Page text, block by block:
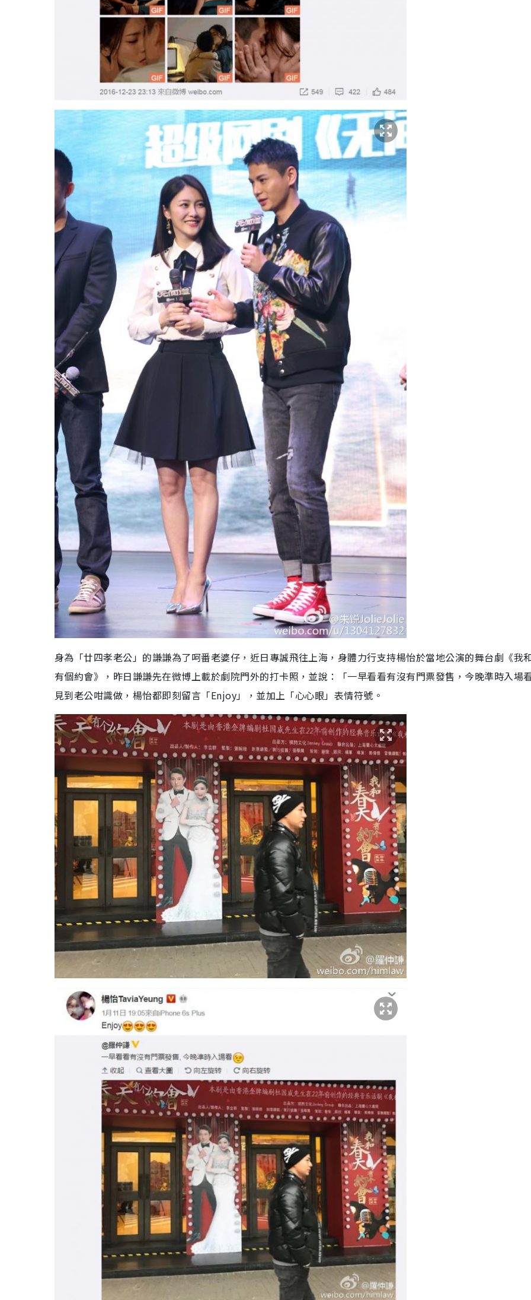
身為「廿四孝老公」的謙謙為了呵番老婆仔，近日專誠飛往上海，身體力行支持楊怡於當地公演的舞台劇《我
有個約會》，昨日謙謙先在微博上載於劇院門外的打卡照，並說：「一早看看有沒有門票發售，今晚準時入場看
見到老公咁識做，楊怡都即刻留言「Enjoy」，並加上「心心眼」表情符號。